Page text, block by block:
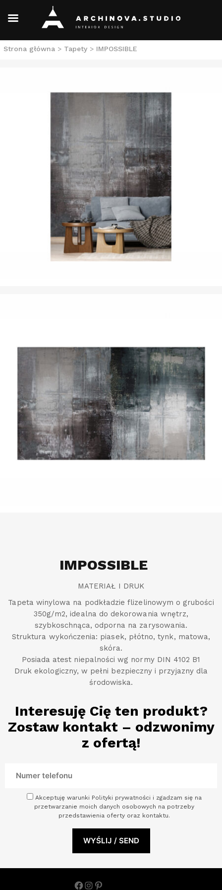
Skip
Strona główna > Tapety > IMPOSSIBLE
IMPOSSIBLE
MATERIAŁ I DRUK
Tapeta winylowa na podkładzie flizelinowym o grubości
350g/m2, idealna do dekorowania wnętrz,
szybkoschnąca, odporna na zarysowania.
Struktura wykończenia: piasek, płótno, tynk, matowa,
skóra.
Posiada atest niepalności wg normy DIN 4102 B1
Druk ekologiczny, w pełni bezpieczny i przyjazny dla
środowiska.
Interesuję Cię ten produkt?
Zostaw kontakt – odzwonimy
z ofertą!
Akceptuję warunki Polityki prywatności i zgadzam się na
przetwarzanie moich danych osobowych na potrzeby
przedstawienia oferty oraz kontaktu.
Facebook Instagram Pinterest